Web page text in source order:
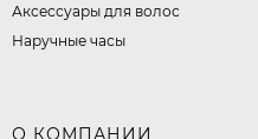
Аксессуары для волос
Наручные часы